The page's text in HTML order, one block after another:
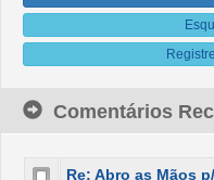
Comentários
Re: Abro as Mãos